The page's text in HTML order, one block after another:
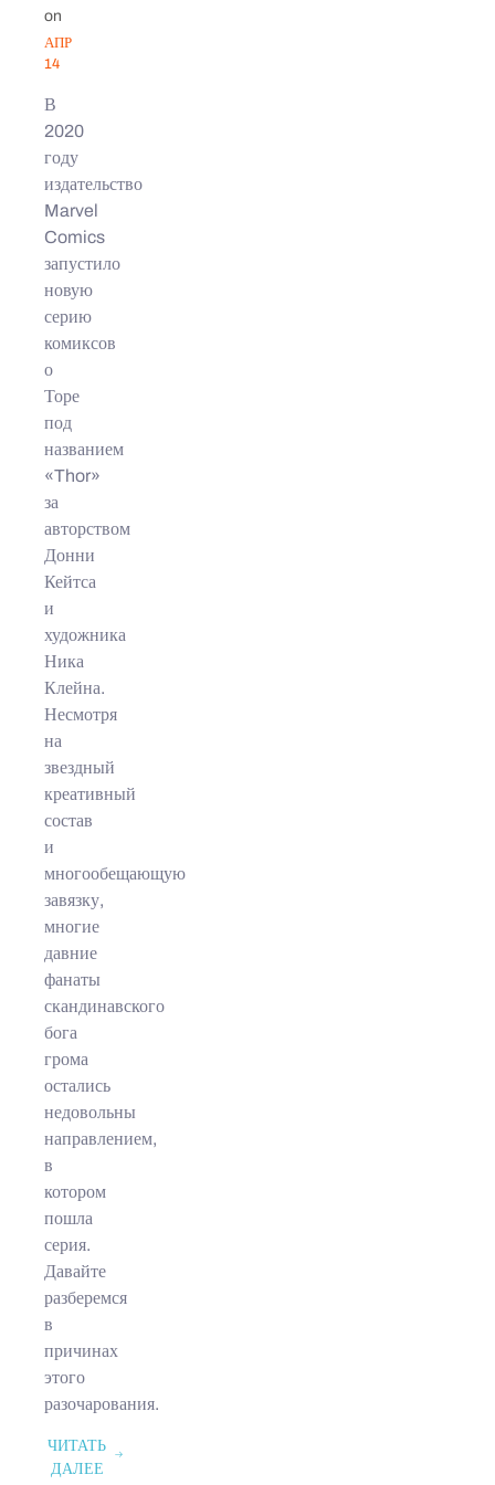
on
АПР
14
В
2020
году
издательство
Marvel
Comics
запустило
новую
серию
комиксов
о
Торе
под
названием
«Thor»
за
авторством
Донни
Кейтса
и
художника
Ника
Клейна.
Несмотря
на
звездный
креативный
состав
и
многообещающую
завязку,
многие
давние
фанаты
скандинавского
бога
грома
остались
недовольны
направлением,
в
котором
пошла
серия.
Давайте
разберемся
в
причинах
этого
разочарования.
ЧИТАТЬ
ДАЛЕЕ